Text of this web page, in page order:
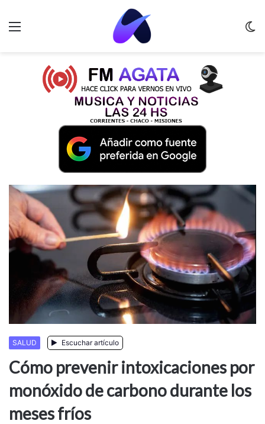
SALUD Escuchar artículo
Cómo prevenir intoxicaciones por
monóxido de carbono durante los
meses fríos